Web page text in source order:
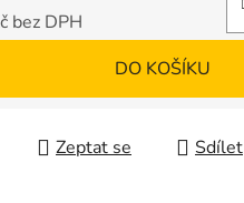
bez DPH
DO KOŠÍKU
Zeptat se Sdílet